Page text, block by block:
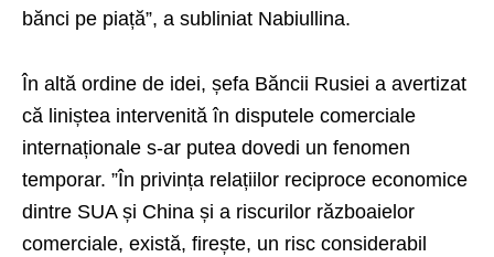
bănci pe piață”, a subliniat Nabiullina.
În altă ordine de idei, șefa Băncii Rusiei a avertizat
că liniștea intervenită în disputele comerciale
internaționale s-ar putea dovedi un fenomen
temporar. ”În privința relațiilor reciproce economice
dintre SUA și China și a riscurilor războaielor
comerciale, există, firește, un risc considerabil